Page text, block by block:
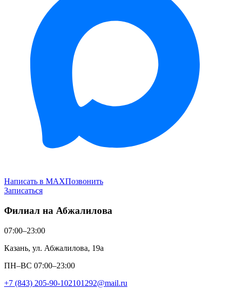
Написать в MAXПозвонить
Записаться
Филиал на Абжалилова
07:00–23:00
Казань, ул. Абжалилова, 19а
ПН–ВС 07:00–23:00
+7 (843) 205-90-102101292@mail.ru